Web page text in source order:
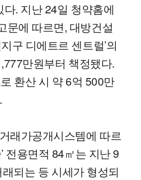
. 지난 24일 청약홈에
문에 따르면, 대방건설
구 디에트르 센트럴’의
만원부터 책정됐다.
환산 시 약 6억 500만
래가공개시스템에 따르
전용면적 84㎡는 지난 9
되는 등 시세가 형성되